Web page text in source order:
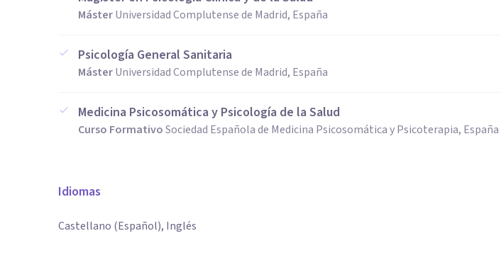
MásterUniversidad Complutense de Madrid, España
Psicología General Sanitaria
MásterUniversidad Complutense de Madrid, España
Medicina Psicosomática y Psicología de la Salud
Curso FormativoSociedad Española de Medicina Psicosomática y Psicoterapia, España
Idiomas
Castellano (Español), Inglés